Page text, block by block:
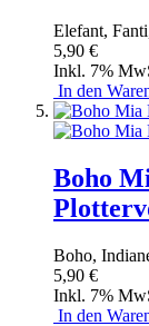
Elefant,
5,90 €
Inkl. 7%
In den
Boho
Boho,
5,90 €
Inkl. 7%
In den